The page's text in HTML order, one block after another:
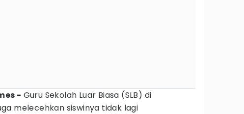
- Guru Sekolah Luar Biasa (SLB) di
melecehkan siswinya tidak lagi